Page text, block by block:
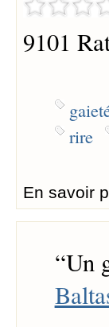
9101
rire
En savoir
“Un